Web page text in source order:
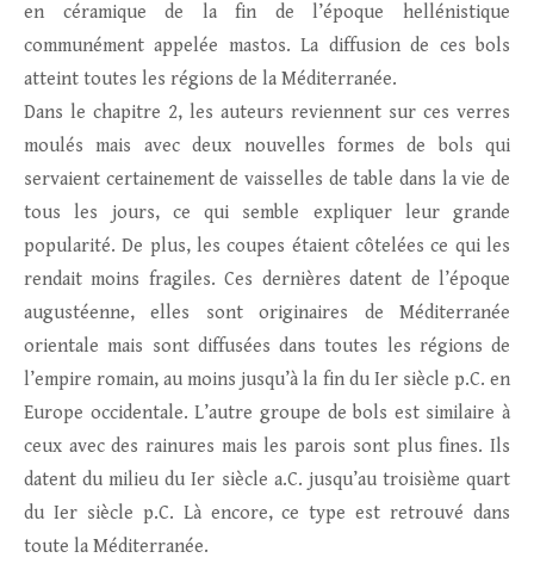
en céramique de la fin de l’époque hellénistique
communément appelée mastos. La diffusion de ces bols
atteint toutes les régions de la Méditerranée.
Dans le chapitre 2, les auteurs reviennent sur ces verres
moulés mais avec deux nouvelles formes de bols qui
servaient certainement de vaisselles de table dans la vie de
tous les jours, ce qui semble expliquer leur grande
popularité. De plus, les coupes étaient côtelées ce qui les
rendait moins fragiles. Ces dernières datent de l’époque
augustéenne, elles sont originaires de Méditerranée
orientale mais sont diffusées dans toutes les régions de
l’empire romain, au moins jusqu’à la fin du Ier siècle p.C. en
Europe occidentale. L’autre groupe de bols est similaire à
ceux avec des rainures mais les parois sont plus fines. Ils
datent du milieu du Ier siècle a.C. jusqu’au troisième quart
du Ier siècle p.C. Là encore, ce type est retrouvé dans
toute la Méditerranée.